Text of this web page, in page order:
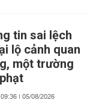
tin sai lệch
lộ cảnh quan
một trường
09:36 | 05/08/2026